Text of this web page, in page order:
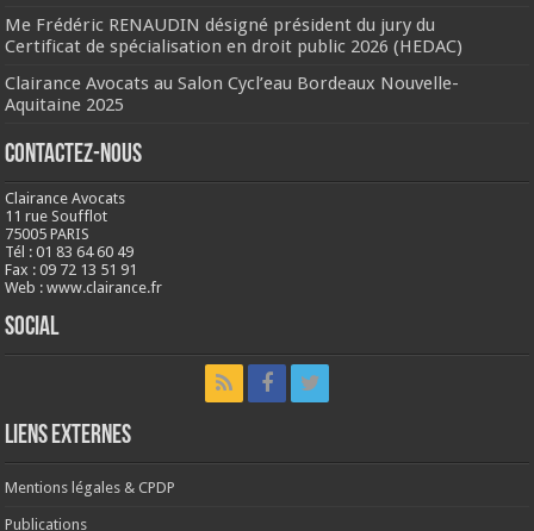
Me Frédéric RENAUDIN désigné président du jury du
Certificat de spécialisation en droit public 2026 (HEDAC)
Clairance Avocats au Salon Cycl’eau Bordeaux Nouvelle-
Aquitaine 2025
Contactez-nous
Clairance Avocats
11 rue Soufflot
75005 PARIS
Tél : 01 83 64 60 49
Fax : 09 72 13 51 91
Web : www.clairance.fr
Social
LIENS EXTERNES
Mentions légales & CPDP
Publications